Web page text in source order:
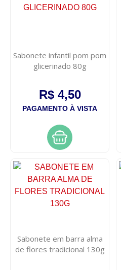
Sabonete infantil pom pom
glicerinado 80g
R$ 4,50
PAGAMENTO À VISTA
Sabonete em barra alma
de flores tradicional 130g